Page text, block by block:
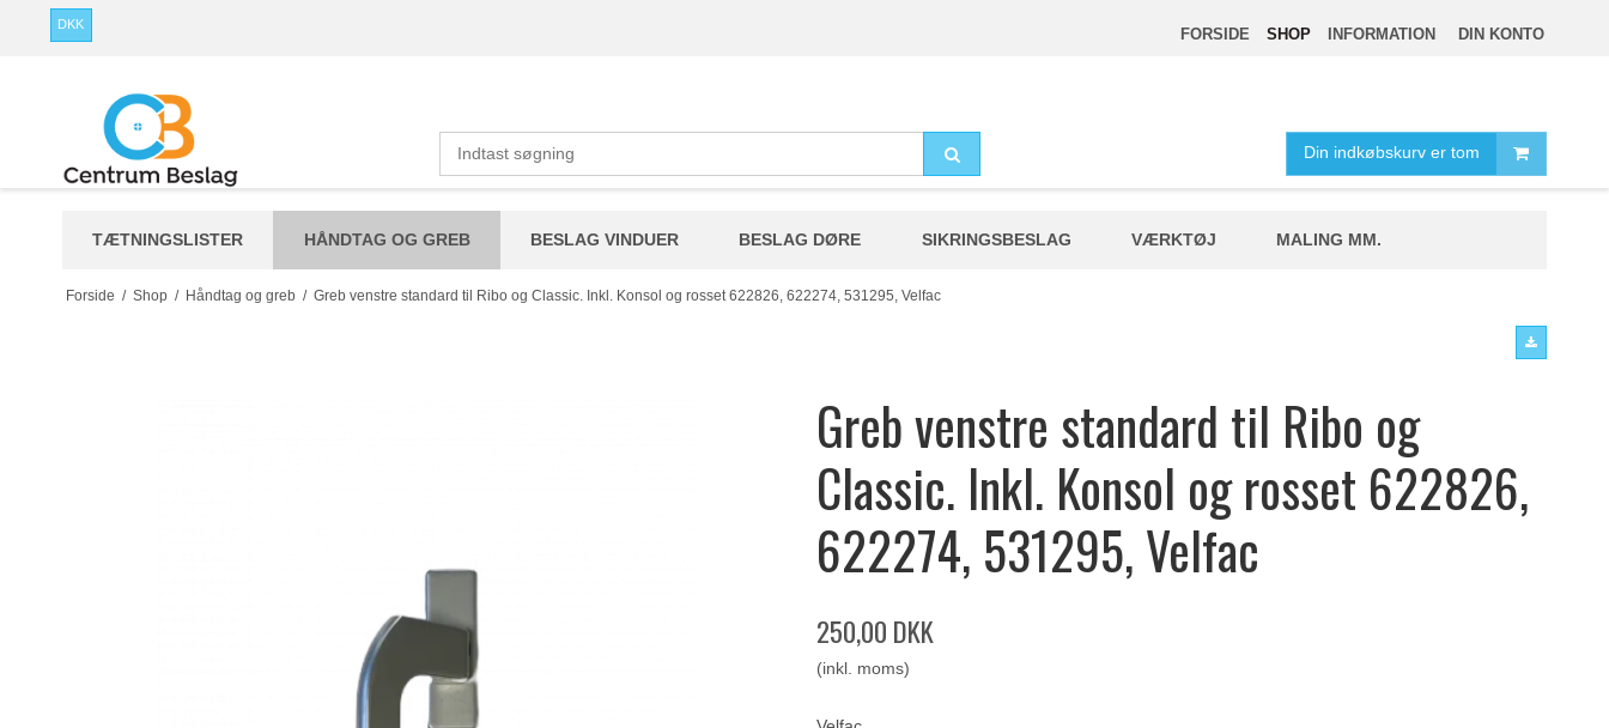
DKK
FORSIDE SHOP INFORMATION DIN KONTO
Din indkøbskurv er tom
TÆTNINGSLISTER HÅNDTAG OG GREB BESLAG VINDUER BESLAG DØRE SIKRINGSBESLAG VÆRKTØJ MALING MM.
Forside / Shop / Håndtag og greb / Greb venstre standard til Ribo og Classic. Inkl. Konsol og rosset 622826, 622274, 531295, Velfac
Greb venstre standard til Ribo og
Classic. Inkl. Konsol og rosset 622826,
622274, 531295, Velfac
250,00 DKK
(inkl. moms)